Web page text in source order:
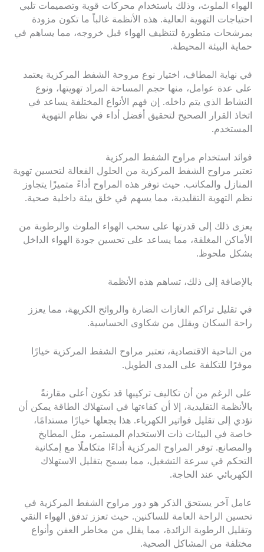
الهواء الملوث، وذلك باستخدام محركات قوية وتصميمات تلبي
احتياجات التهوية العالية. هذه الأنظمة غالباً ما تكون مزودة
بمرشحات متطورة لتنظيف الهواء قبل خروجه، مما يساهم في
حماية البيئة المحيطة.
في نهاية المطاف، اختيار نوع مروحة الشفط المركزية يعتمد
على عدة عوامل، منها حجم المساحة المراد تهويتها، ونوع
النشاط الذي يتم داخله. إن فهم الأنواع المختلفة يساعد في
اتخاذ القرار الصحيح لتحقيق أفضل أداء في نظام التهوية
المستخدم.
فوائد استخدام مراوح الشفط المركزية
تعتبر مراوح الشفط المركزية من الحلول الفعالة لتحسين تهوية
المنازل والمكاتب. حيث توفر هذه المراوح أداءً متميزًا يتجاوز
نظم التهوية التقليدية، مما يسهم في خلق بيئة داخلية صحية.
يعزى ذلك إلى قدرتها على سحب الهواء الملوث والرطوبة من
الأماكن المغلقة، مما يساعد على تحسين جودة الهواء الداخل
بشكل ملحوظ.
بالإضافة إلى ذلك، تساهم هذه الأنظمة
في تقليل تراكم الغازات الضارة والروائح الكريهة، مما يعزز
راحة السكان ويقلل من شكاوى الحساسية.
من الناحية الاقتصادية، تعتبر مراوح الشفط المركزية خيارًا
موفرًا للتكلفة على المدى الطويل.
على الرغم من أن تكاليف تركيبها قد تكون أعلى مقارنةً
بالأنظمة التقليدية، إلا أن كفاءتها في استهلاك الطاقة يمكن أن
تؤدي إلى تقليل فواتير الكهرباء. هذا يجعلها خيارًا مستدامًا،
خاصة في البيئات ذات الاستخدام المستمر، مثل المطابخ
والمصانع. توفر المراوح المركزية أداءًا متكاملًا مع إمكانية
التحكم في سرعة التشغيل، مما يسمح بتقليل الاستهلاك
الكهربائي عند الحاجة.
عامل آخر يستحق الذكر هو دور مراوح الشفط المركزية في
تحسين الراحة العامة للساكنين. حيث تعزز تدفق الهواء النقي
وتقليل الرطوبة الزائدة، مما يقلل من مخاطر العفن وأنواع
مختلفة من المشاكل الصحية.